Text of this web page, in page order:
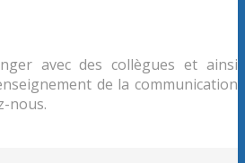
avec des collègues et ainsi
de la communication
nous.